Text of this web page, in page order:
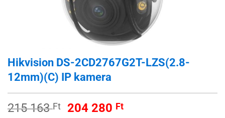
Hikvision DS-2CD2767G2T-LZS(2.8-
12mm)(C) IP kamera
215 163Ft
Original
204 280 FtCurrent